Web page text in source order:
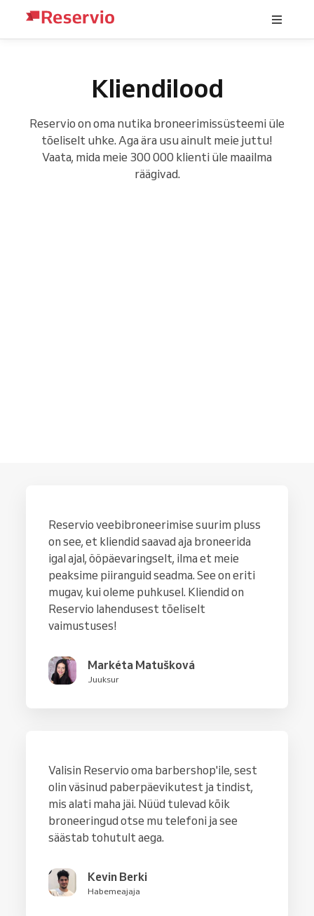
Kliendilood
Reservio on oma nutika broneerimissüsteemi üle
tõeliselt uhke. Aga ära usu ainult meie juttu!
Vaata, mida meie 300 000 klienti üle maailma
räägivad.
Reservio veebibroneerimise suurim pluss
on see, et kliendid saavad aja broneerida
igal ajal, ööpäevaringselt, ilma et meie
peaksime piiranguid seadma. See on eriti
mugav, kui oleme puhkusel. Kliendid on
Reservio lahendusest tõeliselt
vaimustuses!
Markéta Matušková
Juuksur
Valisin Reservio oma barbershop'ile, sest
olin väsinud paberpäevikutest ja tindist,
mis alati maha jäi. Nüüd tulevad kõik
broneeringud otse mu telefoni ja see
säästab tohutult aega.
Kevin Berki
Habemeajaja